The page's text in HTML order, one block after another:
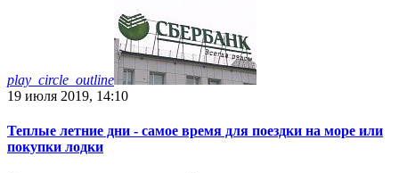
play_circle_outline
19 июля 2019, 14:10
Теплые летние дни - самое время для поездки на море или
покупки лодки